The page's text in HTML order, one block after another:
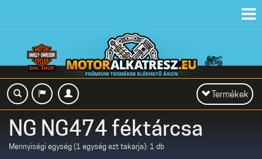
Toggle
navigation
Termékek
NG NG474 féktárcsa
Mennyiségi egység (1 egység ezt takarja): 1 db